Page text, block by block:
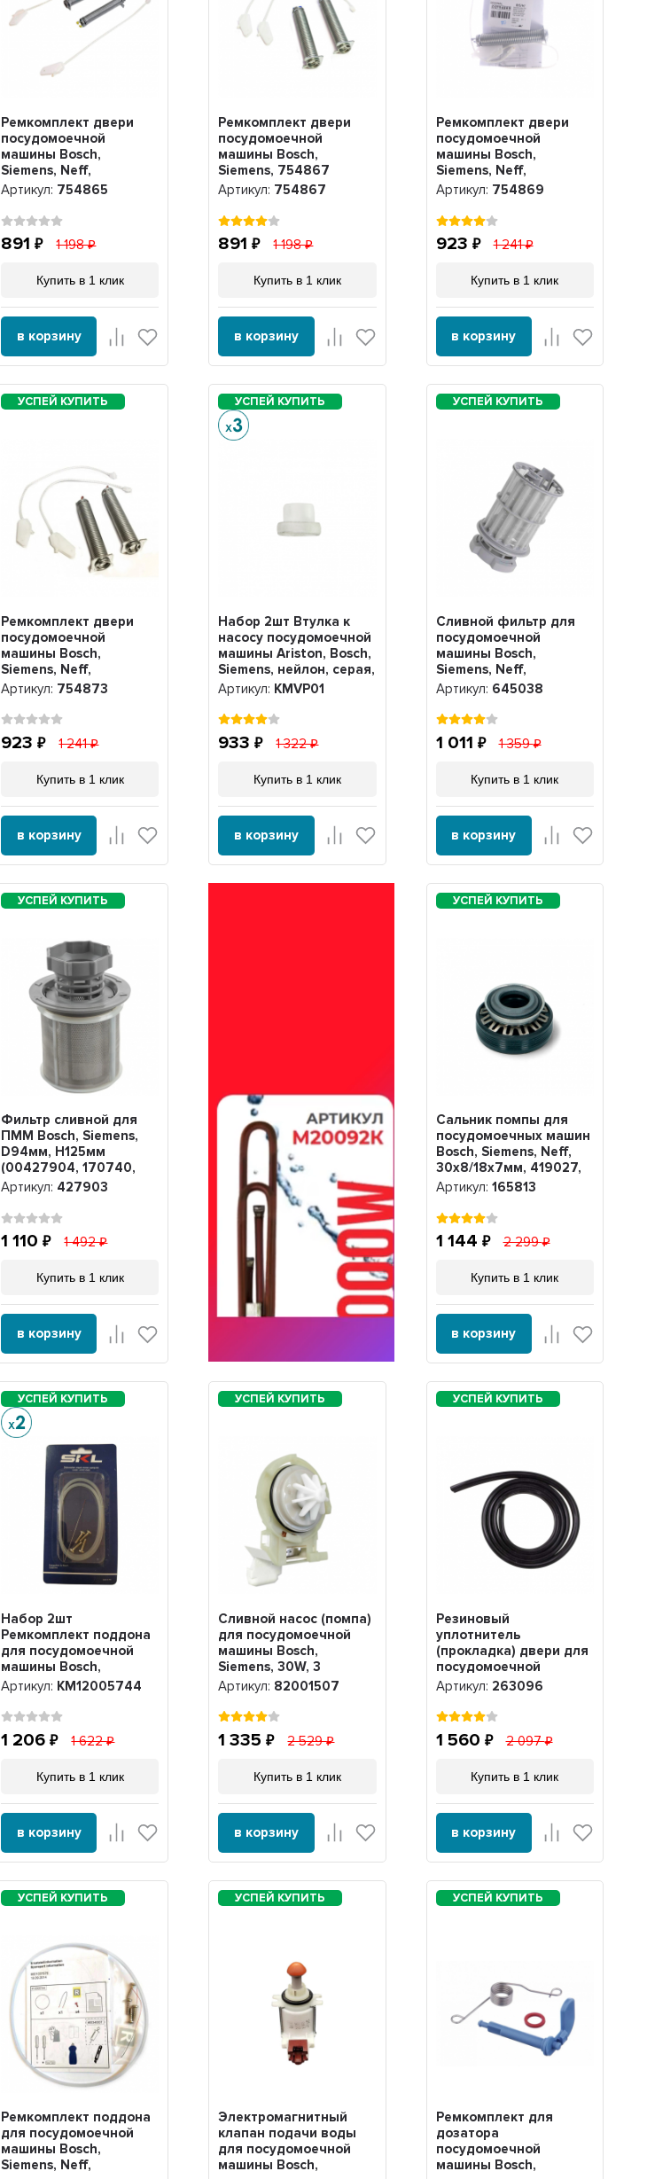
Ремкомплект двери
посудомоечной
машины Bosch,
Siemens, Neff,
Gaggenau, 754865
Артикул: 754865
891 1 198
Купить в 1 клик
в корзину
Ремкомплект двери
посудомоечной
машины Bosch,
Siemens, 754867
Артикул: 754867
891 1 198
Купить в 1 клик
в корзину
Ремкомплект двери
посудомоечной
машины Bosch,
Siemens, Neff,
Gaggenau, 754869
Артикул: 754869
923 1 241
Купить в 1 клик
в корзину
Ремкомплект двери
посудомоечной
машины Bosch,
Siemens, Neff,
Gaggenau, 754873
Артикул: 754873
923 1 241
Купить в 1 клик
в корзину
Набор 2шт Втулка к
насосу посудомоечной
машины Ariston, Bosch,
Siemens, нейлон, серая,
VP01
Артикул: KMVP01
933 1 322
Купить в 1 клик
в корзину
Сливной фильтр для
посудомоечной
машины Bosch,
Siemens, Neff,
Gaggenau, 00645038,
645038
Артикул: 645038
1 011 1 359
Купить в 1 клик
в корзину
Фильтр сливной для
ПММ Bosch, Siemens,
D94мм, H125мм
(00427904, 170740,
418404), 427903
Артикул: 427903
1 110 1 492
Купить в 1 клик
в корзину
Сальник помпы для
посудомоечных машин
Bosch, Siemens, Neff,
30х8/18х7мм, 419027,
183638, 174730, 165813
Артикул: 165813
1 144 2 299
Купить в 1 клик
в корзину
Набор 2шт
Ремкомплект поддона
для посудомоечной
машины Bosch,
Siemens, Neff,
Gaggenau, MTR515BO,
12005744
Артикул: KM12005744
1 206 1 622
Купить в 1 клик
в корзину
Сливной насос (помпа)
для посудомоечной
машины Bosch,
Siemens, 30W, 3
защелки, 82001507
Артикул: 82001507
1 335 2 529
Купить в 1 клик
в корзину
Резиновый
уплотнитель
(прокладка) двери для
посудомоечной
машины Bosch,
Siemens, 1820мм,
00263096, BS263096),
263096
Артикул: 263096
1 560 2 097
Купить в 1 клик
в корзину
Ремкомплект поддона
для посудомоечной
машины Bosch,
Siemens, Neff,
Электромагнитный
клапан подачи воды
для посудомоечной
машины Bosch,
Ремкомплект для
дозатора
посудомоечной
машины Bosch,